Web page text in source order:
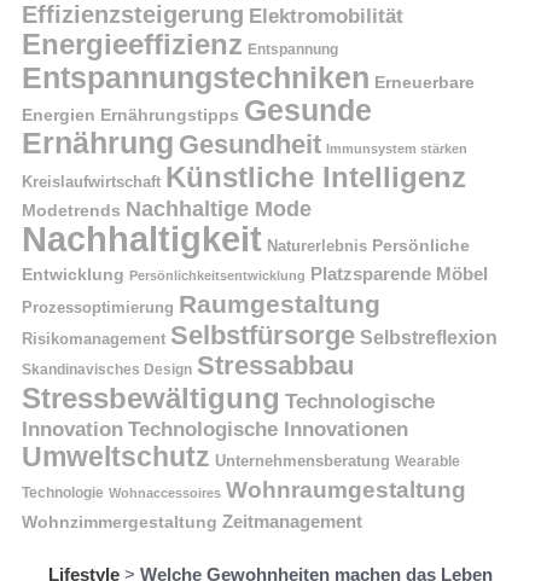
Effizienzsteigerung Elektromobilität
Energieeffizienz Entspannung
Entspannungstechniken Erneuerbare
Energien Ernährungstipps Gesunde
Ernährung Gesundheit Immunsystem stärken
Kreislaufwirtschaft Künstliche Intelligenz
Modetrends Nachhaltige Mode
Nachhaltigkeit Naturerlebnis Persönliche
Entwicklung Persönlichkeitsentwicklung Platzsparende Möbel
Prozessoptimierung Raumgestaltung
Risikomanagement Selbstfürsorge Selbstreflexion
Skandinavisches Design Stressabbau
Stressbewältigung Technologische
Innovation Technologische Innovationen
Umweltschutz Unternehmensberatung Wearable
Technologie Wohnaccessoires Wohnraumgestaltung
Wohnzimmergestaltung Zeitmanagement
Lifestyle > Welche Gewohnheiten machen das Leben